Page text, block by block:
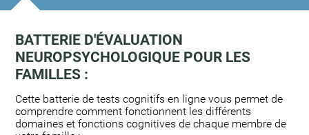
BATTERIE D'ÉVALUATION
NEUROPSYCHOLOGIQUE POUR LES
FAMILLES :
Cette batterie de tests cognitifs en ligne vous permet de
comprendre comment fonctionnent les différents
domaines et fonctions cognitives de chaque membre de